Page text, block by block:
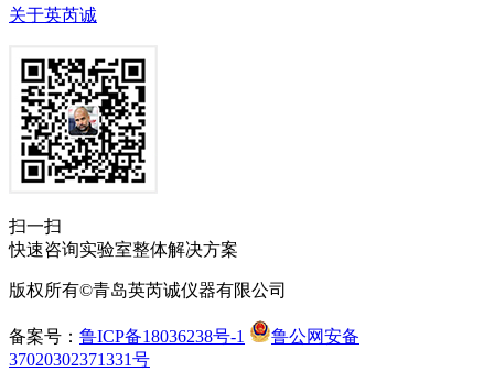
关于英芮诚
扫一扫
快速咨询实验室整体解决方案
版权所有©青岛英芮诚仪器有限公司
备案号： 鲁ICP备18036238号-1
鲁公网安备
37020302371331号